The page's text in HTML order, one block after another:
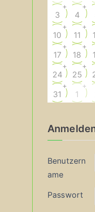
3
+
4
+
10
+
11
+
17
+
18
+
24
+
25
+
31
+
1
+
Benutzern
ame
Passwort